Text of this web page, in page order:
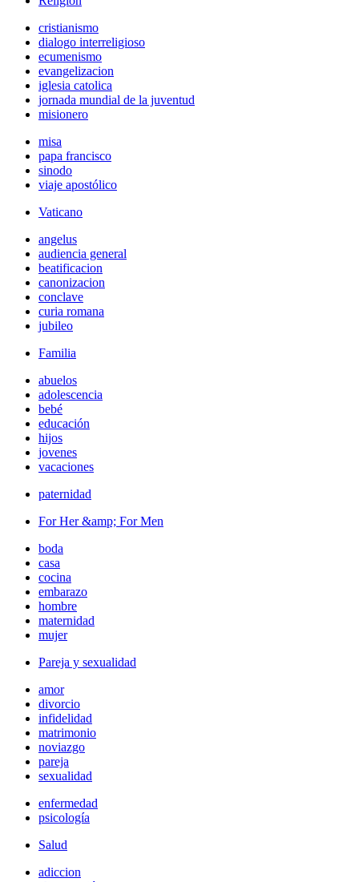
cristianismo
dialogo interreligioso
ecumenismo
evangelizacion
iglesia catolica
jornada mundial de la juventud
misionero
misa
papa francisco
sinodo
viaje apostólico
Vaticano
angelus
audiencia general
beatificacion
canonizacion
conclave
curia romana
jubileo
Familia
abuelos
adolescencia
bebé
educación
hijos
jovenes
vacaciones
paternidad
For Her &amp; For Men
boda
casa
cocina
embarazo
hombre
maternidad
mujer
Pareja y sexualidad
amor
divorcio
infidelidad
matrimonio
noviazgo
pareja
sexualidad
enfermedad
psicología
Salud
adiccion